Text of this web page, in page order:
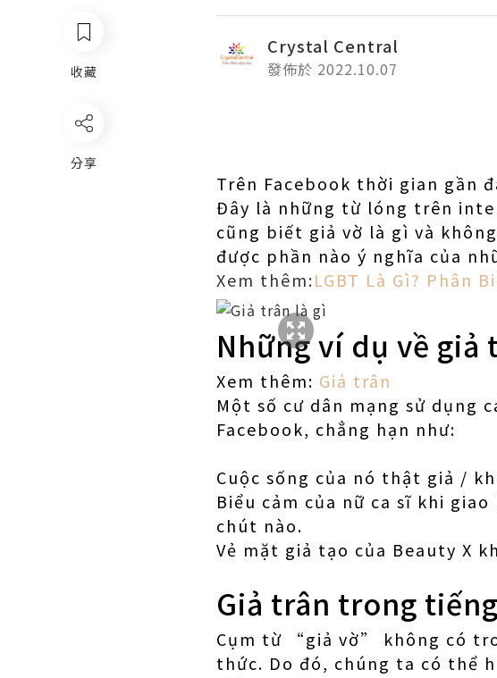
Crystal Central
發佈於 2022.10.07
Trên Facebook thời gian gần
Đây là những từ lóng trên
cũng biết giả vờ là gì và
được phần nào ý nghĩa của
Xem thêm:LGBT Là Gì? Phân
Những ví dụ về giả
Xem thêm: Giả trân
Một số cư dân mạng sử
Facebook, chẳng hạn như:
Cuộc sống của nó thật giả /
Biểu cảm của nữ ca sĩ khi
chút nào.
Vẻ mặt giả tạo của Beauty X
Giả trân trong
Cụm từ “giả vờ” không có
thức. Do đó, chúng ta có thể
收藏
分享